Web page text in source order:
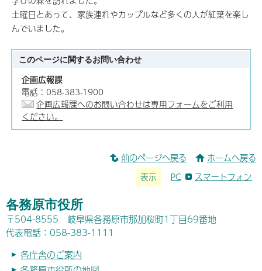
土曜日とあって、家族連れやカップルなど多くの人が紅葉を楽し
んでいました。
このページに関するお問い合わせ
企画広報課
電話：058-383-1900
企画広報課へのお問い合わせは専用フォームをご利用
ください。
前のページへ戻る ホームへ戻る
表示 PC スマートフォン
各務原市役所
〒504-8555 岐阜県各務原市那加桜町1丁目69番地
代表電話：058-383-1111
各庁舎のご案内